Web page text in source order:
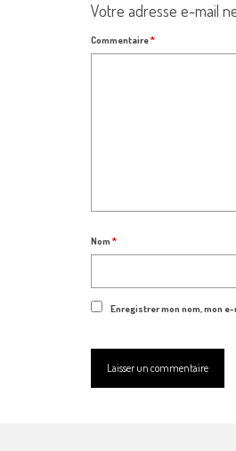
Votre adresse e-mail
Commentaire*
Nom *
Enregistrer mon nom, mon